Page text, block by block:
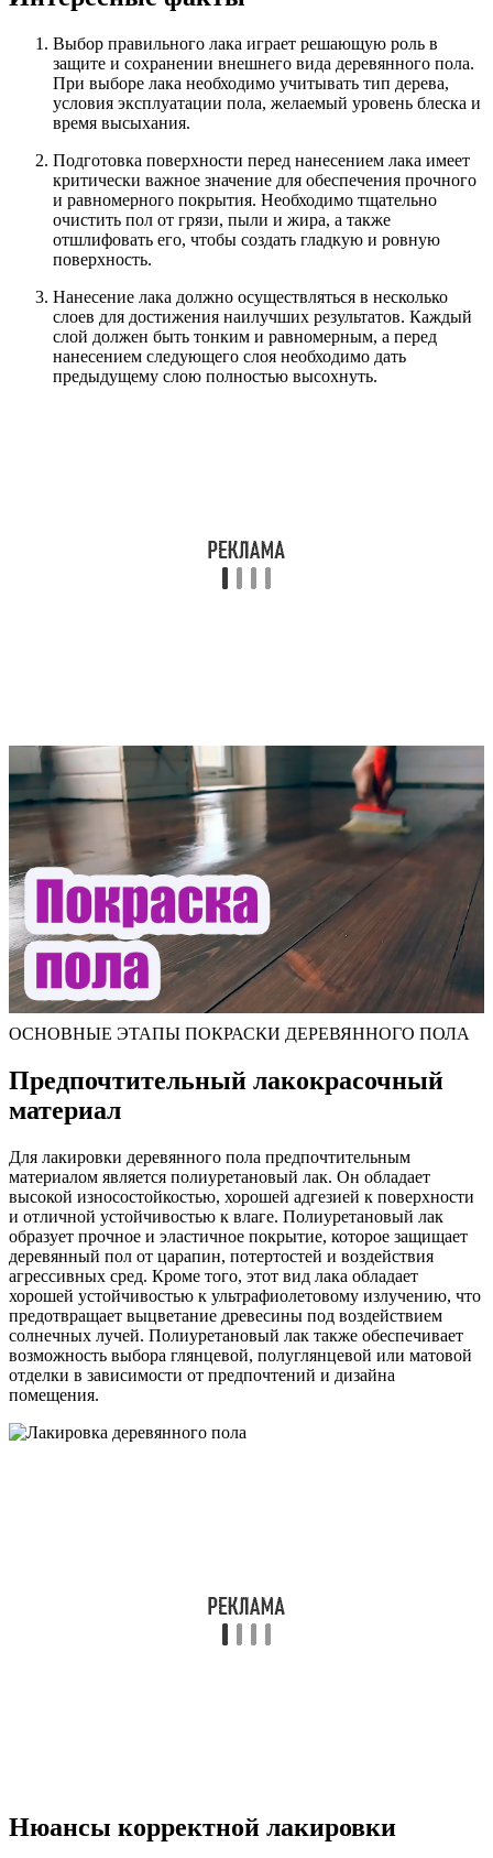
Выбор правильного лака играет решающую роль в
защите и сохранении внешнего вида деревянного пола.
При выборе лака необходимо учитывать тип дерева,
условия эксплуатации пола, желаемый уровень блеска и
время высыхания.
Подготовка поверхности перед нанесением лака имеет
критически важное значение для обеспечения прочного
и равномерного покрытия. Необходимо тщательно
очистить пол от грязи, пыли и жира, а также
отшлифовать его, чтобы создать гладкую и ровную
поверхность.
Нанесение лака должно осуществляться в несколько
слоев для достижения наилучших результатов. Каждый
слой должен быть тонким и равномерным, а перед
нанесением следующего слоя необходимо дать
предыдущему слою полностью высохнуть.
ОСНОВНЫЕ ЭТАПЫ ПОКРАСКИ ДЕРЕВЯННОГО ПОЛА
Предпочтительный лакокрасочный
материал
Для лакировки деревянного пола предпочтительным
материалом является полиуретановый лак. Он обладает
высокой износостойкостью, хорошей адгезией к поверхности
и отличной устойчивостью к влаге. Полиуретановый лак
образует прочное и эластичное покрытие, которое защищает
деревянный пол от царапин, потертостей и воздействия
агрессивных сред. Кроме того, этот вид лака обладает
хорошей устойчивостью к ультрафиолетовому излучению, что
предотвращает выцветание древесины под воздействием
солнечных лучей. Полиуретановый лак также обеспечивает
возможность выбора глянцевой, полуглянцевой или матовой
отделки в зависимости от предпочтений и дизайна
помещения.
Нюансы корректной лакировки